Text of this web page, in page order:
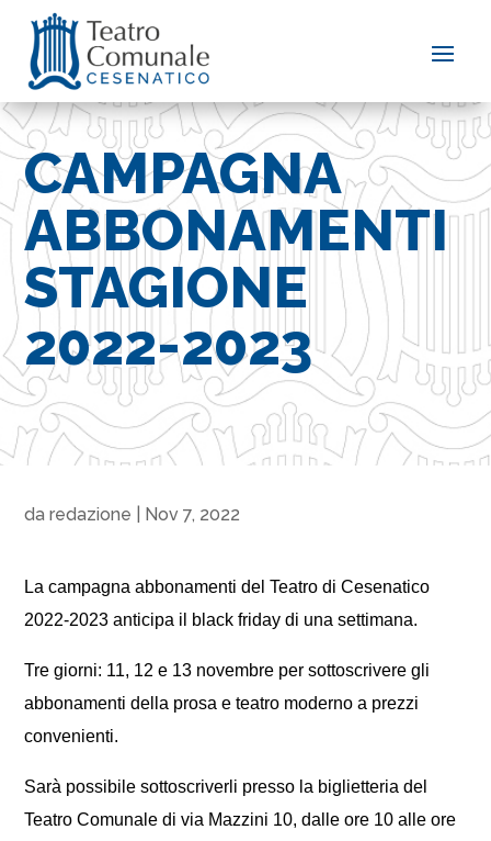
CAMPAGNA
ABBONAMENTI
STAGIONE
2022-2023
daredazione Nov 7, 2022
La campagna abbonamenti del Teatro di Cesenatico
2022-2023 anticipa il black friday di una settimana.
Tre giorni: 11, 12 e 13 novembre per sottoscrivere gli
abbonamenti della prosa e teatro moderno a prezzi
convenienti.
Sarà possibile sottoscriverli presso la biglietteria del
Teatro Comunale di via Mazzini 10, dalle ore 10 alle ore